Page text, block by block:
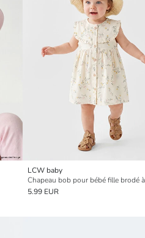
LCW baby
5.99 EUR